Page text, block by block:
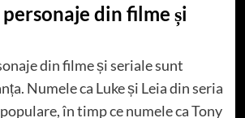
din filme și
din filme și seriale sunt
Numele ca Luke și Leia din seria
în timp ce numele ca Tony